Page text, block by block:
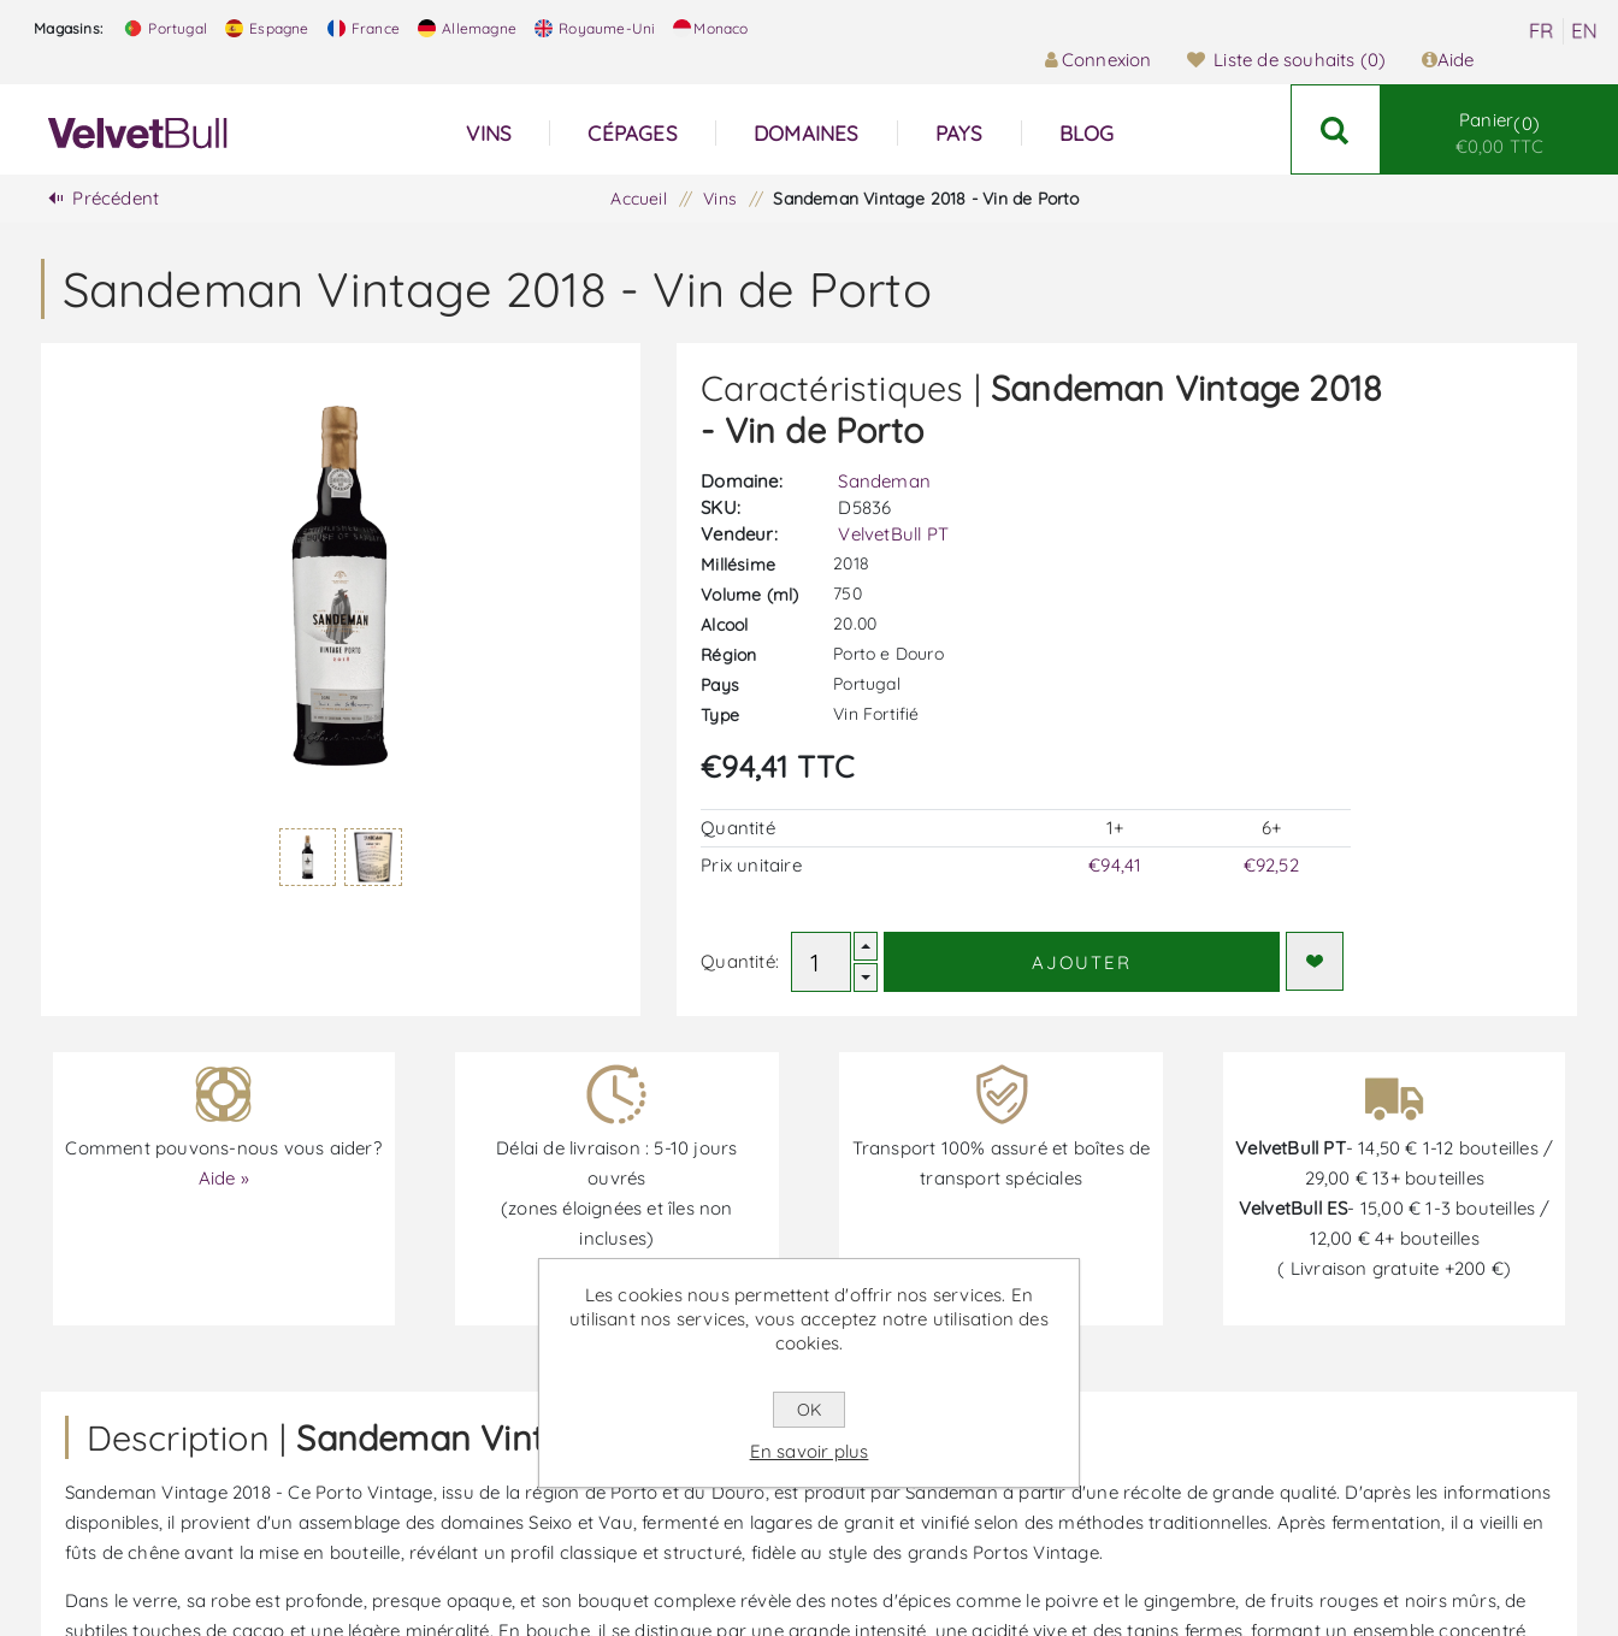
Magasins: Portugal Espagne France Allemagne Royaume-Uni Monaco
Connexion Liste de souhaits (0) Aide
VINS CÉPAGES DOMAINES PAYS BLOG
Panier 0
€0,00 TTC
Précédent Accueil / Vins / Sandeman Vintage 2018 - Vin de Porto
Sandeman Vintage 2018 - Vin de Porto
Caractéristiques | Sandeman Vintage 2018
- Vin de Porto
Domaine:
Sandeman
SKU:
D5836
Vendeur:
VelvetBull PT
Millésime
2018
Volume (ml)
750
Alcool
20.00
Région
Porto e Douro
Pays
Portugal
Type
Vin Fortifié
€94,41 TTC
Quantité 1+
6+
Prix ​​unitaire
€94,41 €92,52
Quantité: AJOUTER
Comment pouvons-nous vous aider?
Aide »
Délai de livraison : 5-10 jours
ouvrés
(zones éloignées et îles non
incluses)
Transport 100% assuré et boîtes de
transport spéciales
VelvetBull PT- 14,50 € 1-12 bouteilles /
29,00 € 13+ bouteilles
VelvetBull ES- 15,00 € 1-3 bouteilles /
12,00 € 4+ bouteilles
( Livraison gratuite +200 €)
Les promotions sont disponibles du 30/06/2026 au 30/09/2026
Description | Sandeman Vintage 2018 - Vin de Porto
Sandeman Vintage 2018 - Ce Porto Vintage, issu de la région de Porto et du Douro, est produit par Sandeman à partir d'une récolte de grande qualité. D'après les informations
disponibles, il provient d'un assemblage des domaines Seixo et Vau, fermenté en lagares de granit et vinifié selon des méthodes traditionnelles. Après fermentation, il a vieilli en
fûts de chêne avant la mise en bouteille, révélant un profil classique et structuré, fidèle au style des grands Portos Vintage.
Dans le verre, sa robe est profonde, presque opaque, et son bouquet complexe révèle des notes d'épices comme le poivre et le gingembre, de fruits rouges et noirs mûrs, de
subtiles touches de cacao et une légère minéralité. En bouche, il se distingue par une grande intensité, une acidité vive et des tanins fermes, formant un ensemble concentré,
Les cookies nous permettent d'offrir nos services. En
utilisant nos services, vous acceptez notre utilisation des
cookies.
OK
En savoir plus